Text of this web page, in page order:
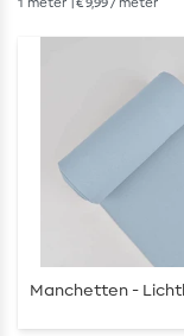
1 meter | € 9,99 / meter
Manchetten -